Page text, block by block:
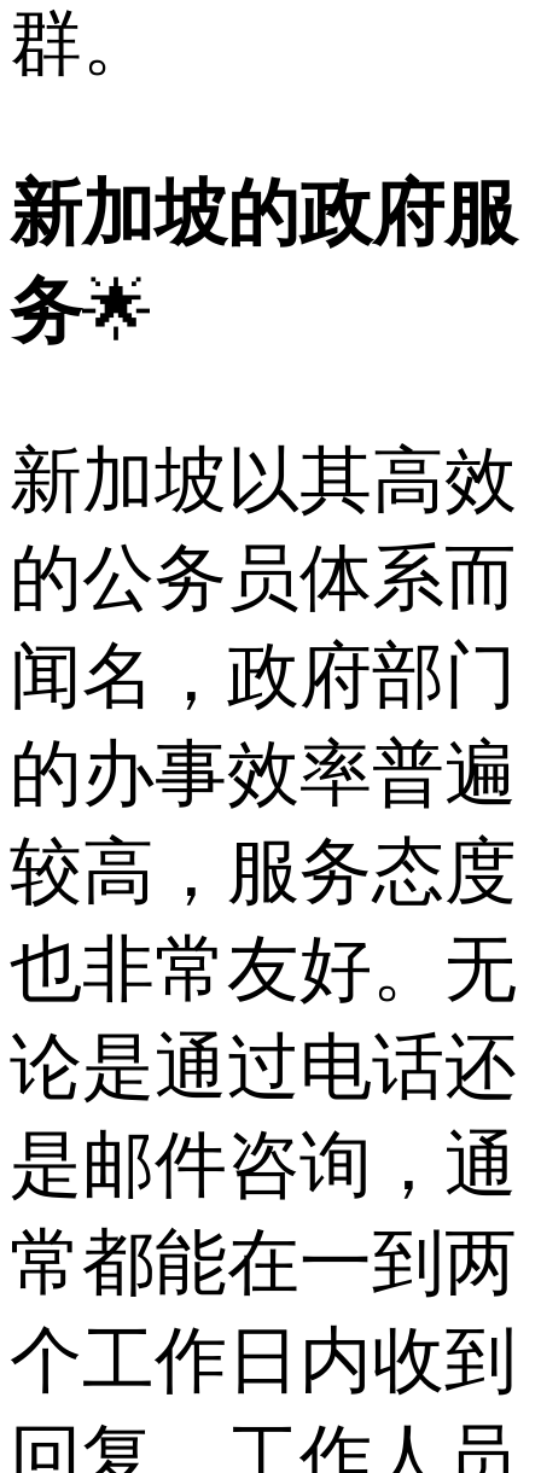
群。
新加坡的政府服
务🌟
新加坡以其高效
的公务员体系而
闻名，政府部门
的办事效率普遍
较高，服务态度
也非常友好。无
论是通过电话还
是邮件咨询，通
常都能在一到两
个工作日内收到